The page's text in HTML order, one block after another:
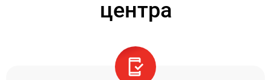
центра